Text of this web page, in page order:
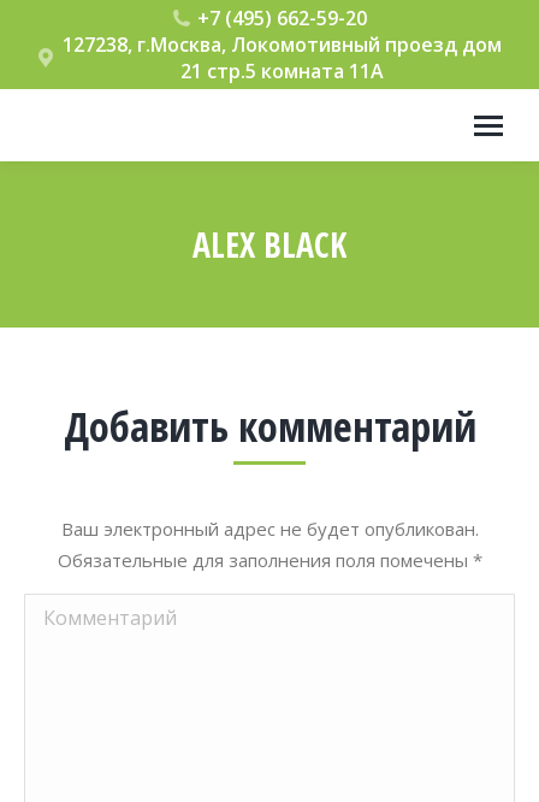
+7 (495) 662-59-20
127238, г.Москва, Локомотивный проезд дом
21 стр.5 комната 11А
ALEX BLACK
Добавить комментарий
Ваш электронный адрес не будет опубликован.
Обязательные для заполнения поля помечены *
Комментарий